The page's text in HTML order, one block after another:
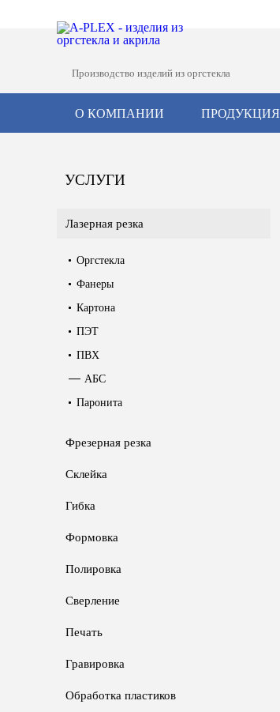
Производство изделий из оргстекла
О КОМПАНИИ ПРОДУКЦИЯ
УСЛУГИ
Лазерная резка
Оргстекла
Фанеры
Картона
ПЭТ
ПВХ
АБС
Паронита
Фрезерная резка
Склейка
Гибка
Формовка
Полировка
Сверление
Печать
Гравировка
Обработка пластиков